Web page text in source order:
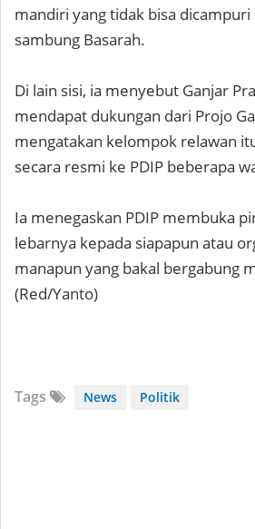
mandiri yang tidak bisa dicampuri
sambung Basarah.
Di lain sisi, ia menyebut Ganjar
mendapat dukungan dari Projo
mengatakan kelompok relawan
secara resmi ke PDIP beberapa
Ia menegaskan PDIP membuka
lebarnya kepada siapapun atau
manapun yang bakal bergabung
(Red/Yanto)
Tags News Politik